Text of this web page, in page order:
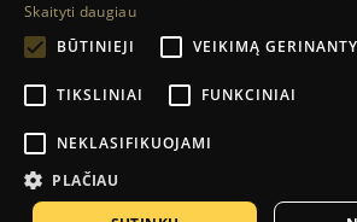
Sutartys su įmonėmis
Grąžinimas ir garantija
El. parduotuvių kūrimas:Jauna reklama
Skaityti daugiau
BŪTINIEJI
VEIKIMĄ
TIKSLINIAI FUNKCINIAI
NEKLASIFIKUOJAMI
PLAČIAU